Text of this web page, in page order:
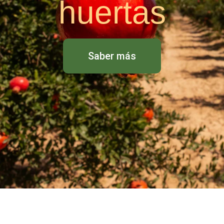
huertas
Saber más